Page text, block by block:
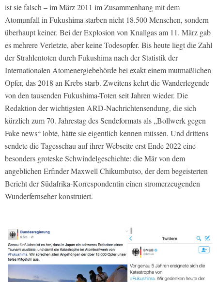
ist sie falsch – im März 2011 im Zusammenhang mit dem
Atomunfall in Fukushima starben nicht 18.500 Menschen, sondern
überhaupt keiner. Bei der Explosion von Knallgas am 11. März gab
es mehrere Verletzte, aber keine Todesopfer. Bis heute liegt die Zahl
der Strahlentoten durch Fukushima nach der Statistik der
Internationalen Atomenergiebehörde bei exakt einem mutmaßlichen
Opfer, das 2018 an Krebs starb. Zweitens kehrt die Wanderlegende
von den tausenden Fukushima-Toten seit Jahren wieder. Die
Redaktion der wichtigsten ARD-Nachrichtensendung, die sich
kürzlich zum 70. Jahrestag des Sendeformats als „Bollwerk gegen
Fake news“ lobte, hätte sie eigentlich kennen müssen. Und drittens
sendete die Tagesschau auf ihrer Webseite erst Ende 2022 eine
besonders groteske Schwindelgeschichte: die Mär von dem
angeblichen Erfinder Maxwell Chikumbutso, der dem begeisterten
Bericht der Südafrika-Korrespondentin einen stromerzeugenden
Wunderfernseher konstruiert.